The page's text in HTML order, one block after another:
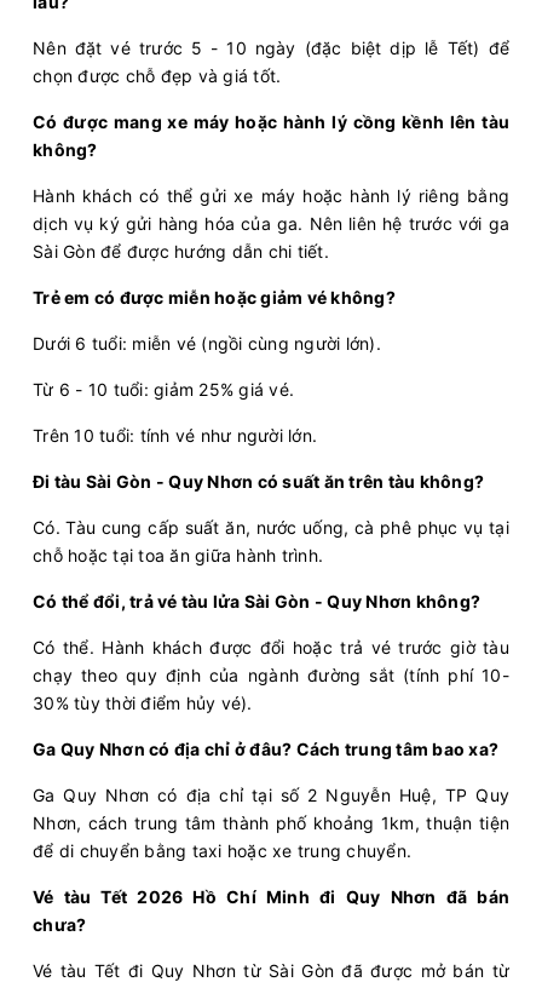
Nên đặt vé trước 5 - 10 ngày (đặc biệt dịp lễ Tết) để
chọn được chỗ đẹp và giá tốt.
Có được mang xe máy hoặc hành lý cồng kềnh lên tàu
không?
Hành khách có thể gửi xe máy hoặc hành lý riêng bằng
dịch vụ ký gửi hàng hóa của ga. Nên liên hệ trước với ga
Sài Gòn để được hướng dẫn chi tiết.
Trẻ em có được miễn hoặc giảm vé không?
Dưới 6 tuổi: miễn vé (ngồi cùng người lớn).
Từ 6 - 10 tuổi: giảm 25% giá vé.
Trên 10 tuổi: tính vé như người lớn.
Đi tàu Sài Gòn - Quy Nhơn có suất ăn trên tàu không?
Có. Tàu cung cấp suất ăn, nước uống, cà phê phục vụ tại
chỗ hoặc tại toa ăn giữa hành trình.
Có thể đổi, trả vé tàu lửa Sài Gòn - Quy Nhơn không?
Có thể. Hành khách được đổi hoặc trả vé trước giờ tàu
chạy theo quy định của ngành đường sắt (tính phí 10-
30% tùy thời điểm hủy vé).
Ga Quy Nhơn có địa chỉ ở đâu? Cách trung tâm bao xa?
Ga Quy Nhơn có địa chỉ tại số 2 Nguyễn Huệ, TP Quy
Nhơn, cách trung tâm thành phố khoảng 1km, thuận tiện
để di chuyển bằng taxi hoặc xe trung chuyển.
Vé tàu Tết 2026 Hồ Chí Minh đi Quy Nhơn đã bán
chưa?
Vé tàu Tết đi Quy Nhơn từ Sài Gòn đã được mở bán từ